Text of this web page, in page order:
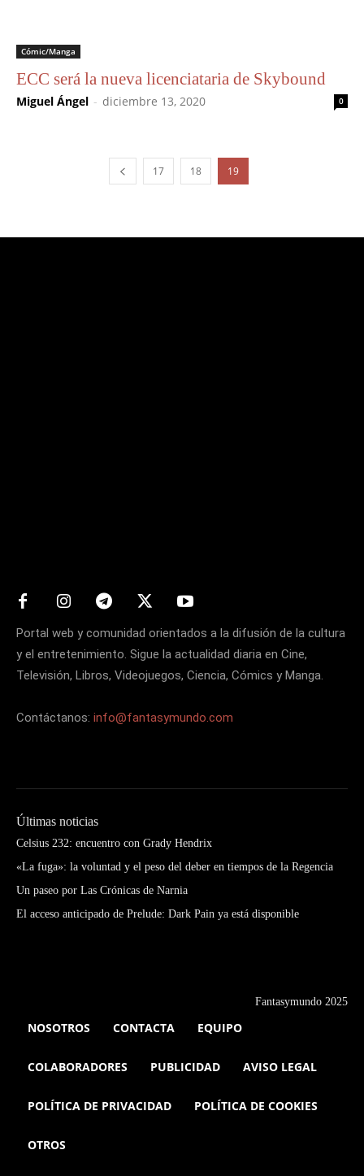
Cómic/Manga
ECC será la nueva licenciataria de Skybound
Miguel Ángel - diciembre 13, 2020 0
17 18 19
Portal web y comunidad orientados a la difusión de la cultura
y el entretenimiento. Sigue la actualidad diaria en Cine,
Televisión, Libros, Videojuegos, Ciencia, Cómics y Manga.
Contáctanos: info@fantasymundo.com
Últimas noticias
Celsius 232: encuentro con Grady Hendrix
«La fuga»: la voluntad y el peso del deber en tiempos de la Regencia
Un paseo por Las Crónicas de Narnia
El acceso anticipado de Prelude: Dark Pain ya está disponible
Fantasymundo 2025
NOSOTROS CONTACTA EQUIPO
COLABORADORES PUBLICIDAD AVISO LEGAL
POLÍTICA DE PRIVACIDAD POLÍTICA DE COOKIES
OTROS